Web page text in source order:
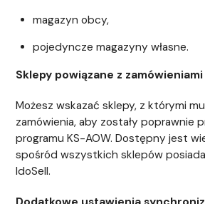
magazyn obcy,
pojedyncze magazyny własne.
Sklepy powiązane z zamówieniami
Możesz wskazać sklepy, z którymi
zamówienia, aby zostały poprawnie
programu KS-AOW. Dostępny jest
spośród wszystkich sklepów
IdoSell.